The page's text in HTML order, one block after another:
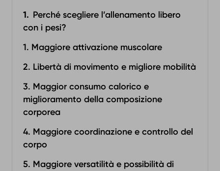
Perché scegliere l’allenamento libero
con i pesi?
1. Maggiore attivazione muscolare
2. Libertà di movimento e migliore mobilità
3. Maggior consumo calorico e
miglioramento della composizione
corporea
4. Maggiore coordinazione e controllo del
corpo
5. Maggiore versatilità e possibilità di